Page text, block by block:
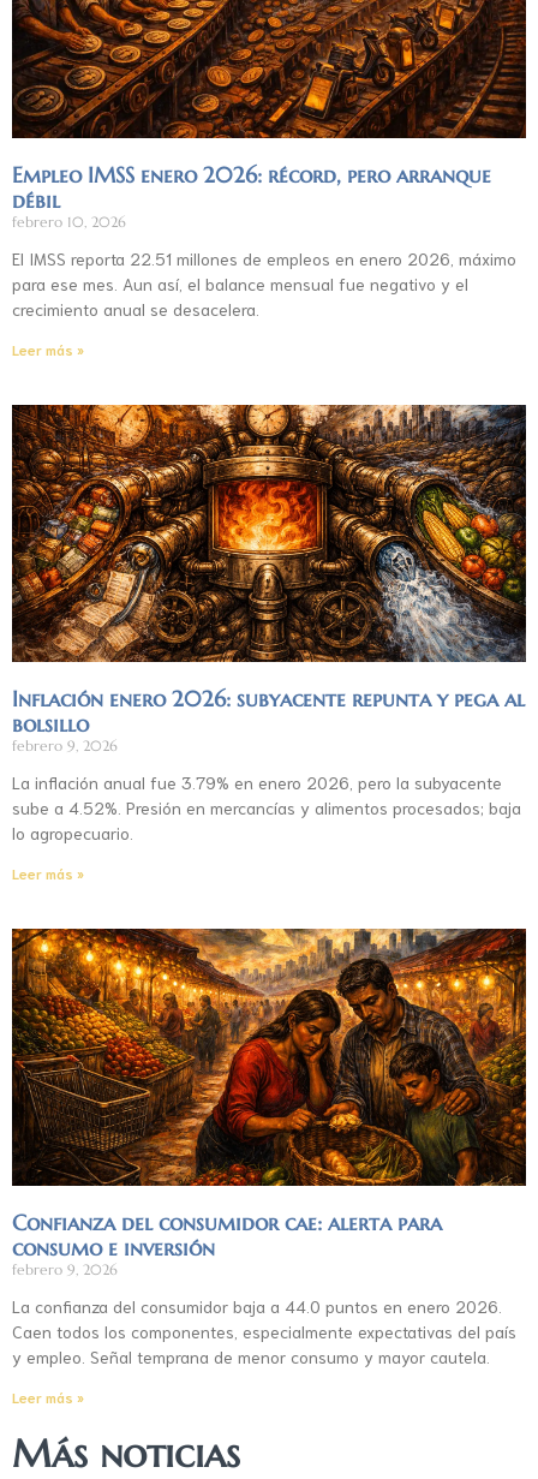
Empleo IMSS enero 2026: récord, pero arranque
débil
febrero 10, 2026
El IMSS reporta 22.51 millones de empleos en enero 2026, máximo
para ese mes. Aun así, el balance mensual fue negativo y el
crecimiento anual se desacelera.
Leer más »
Inflación enero 2026: subyacente repunta y pega al
bolsillo
febrero 9, 2026
La inflación anual fue 3.79% en enero 2026, pero la subyacente
sube a 4.52%. Presión en mercancías y alimentos procesados; baja
lo agropecuario.
Leer más »
Confianza del consumidor cae: alerta para
consumo e inversión
febrero 9, 2026
La confianza del consumidor baja a 44.0 puntos en enero 2026.
Caen todos los componentes, especialmente expectativas del país
y empleo. Señal temprana de menor consumo y mayor cautela.
Leer más »
Más noticias